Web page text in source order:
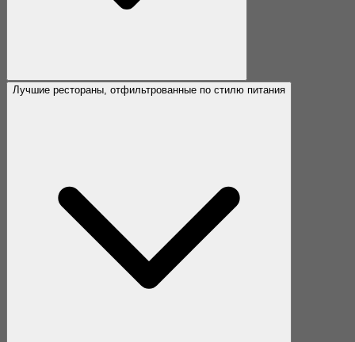
Лучшие рестораны, отфильтрованные по стилю питания